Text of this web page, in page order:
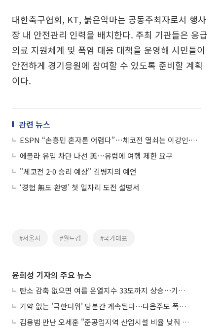
대한축구협회, KT, 붉은악마는 공동주최자로서 행사
장 내 안전관리 인력을 배치한다. 주최 기관들은 응급
의료 지원체계 및 폭염 대응 대책을 운영해 시민들이
안전하게 경기응원에 참여할 수 있도록 준비할 계획
이다.
관련 뉴스
ESPN “손흥민 혼자론 어렵다”⋯체코전 열쇠는 이강인·이재성
에볼라 유입 차단 나선 美⋯유럽에 여행 제한 요구
"체코전 2-0 승리 예상" 김병지의 예언
‘경험 無도 환영’ 첫 일자리 도전 설명서
#서울시 #월드컵 #국가대표
윤희성 기자의 주요 뉴스
탄소 감축 없으면 여름 온열지수 33도까지 상승⋯기상청, 2100년 미래전망
기약 없는 '극한더위' 당분간 계속된다⋯다음주도 폭염·열대야 지속
김용범 만난 오세훈 "준공업지역 산업시설 비율 낮춰 공급 늘려야"